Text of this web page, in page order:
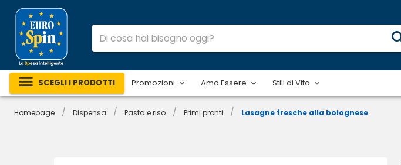
SCEGLI I PRODOTTI Promozioni Amo Essere Stili di Vita
Homepage / Dispensa / Pasta e riso / Primi pronti / Lasagne fresche alla bolognese